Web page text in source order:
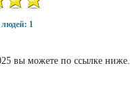
людей: 1
вы можете по ссылке ниже.